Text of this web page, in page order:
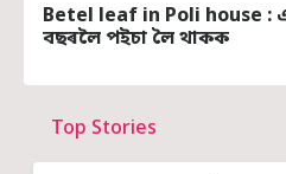
Betel leaf in Poli house
বছৰলৈ পইচা লৈ থাকক
Top Stories